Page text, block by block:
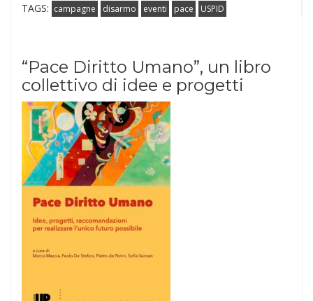
TAGS: campagne disarmo eventi pace USPID
“Pace Diritto Umano”, un libro
collettivo di idee e progetti